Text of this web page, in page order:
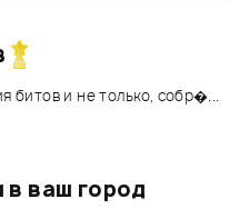
битов и не только, собр�...
ваш город